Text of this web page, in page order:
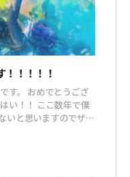
！！！！
いと思いますのでザッ
クライアントでし